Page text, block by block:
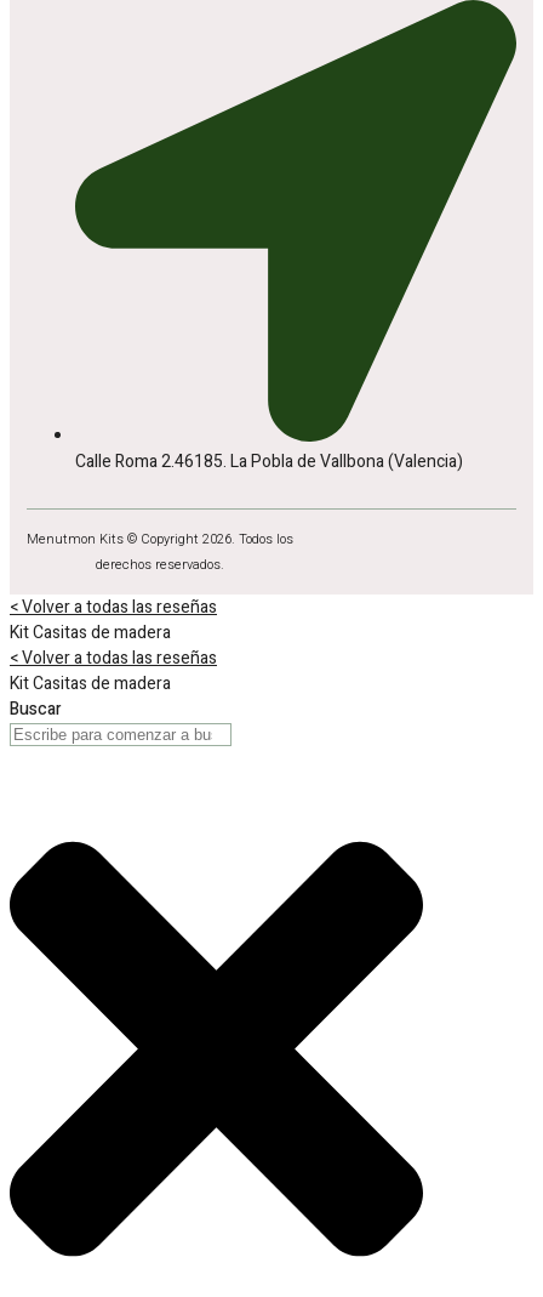
Calle Roma 2.46185. La Pobla de Vallbona (Valencia)
Menutmon Kits © Copyright 2026. Todos los
derechos reservados.
< Volver a todas las reseñas
Kit Casitas de madera
< Volver a todas las reseñas
Kit Casitas de madera
Buscar